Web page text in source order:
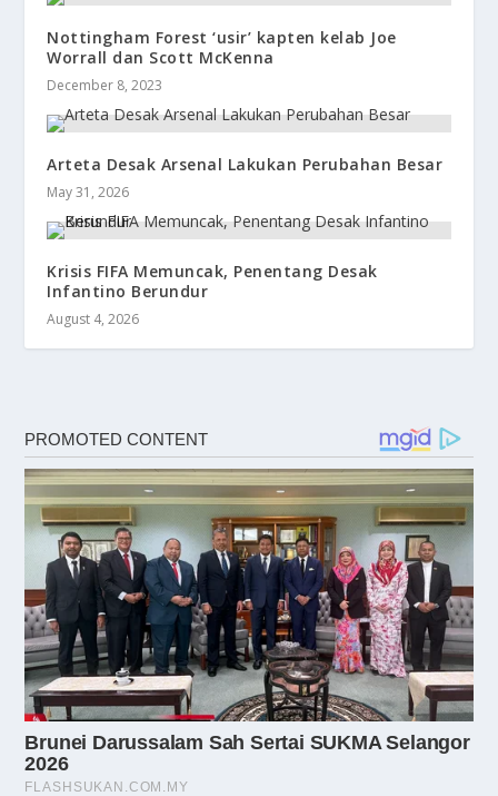
Nottingham Forest ‘usir’ kapten kelab Joe
Worrall dan Scott McKenna
December 8, 2023
Arteta Desak Arsenal Lakukan Perubahan Besar
May 31, 2026
Krisis FIFA Memuncak, Penentang Desak
Infantino Berundur
August 4, 2026